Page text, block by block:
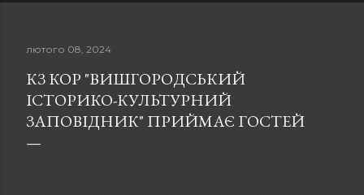
лютого 08, 2024
КЗ КОР "ВИШГОРОДСЬКИЙ
ІСТОРИКО-КУЛЬТУРНИЙ
ЗАПОВІДНИК" ПРИЙМАЄ ГОСТЕЙ